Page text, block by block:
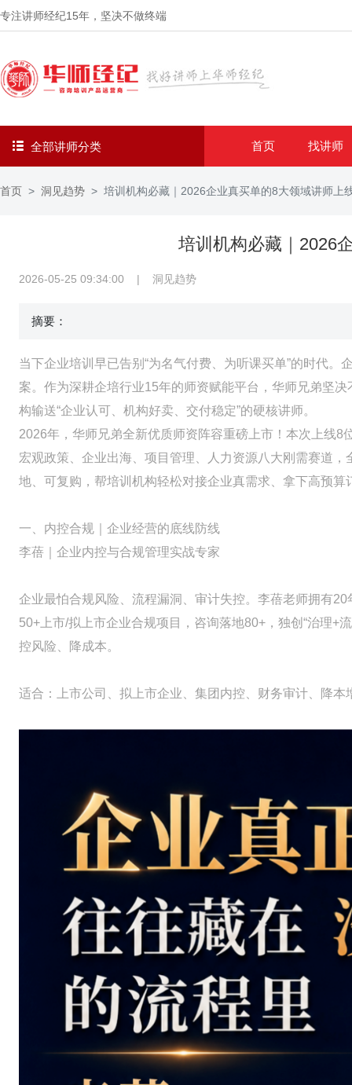
专注讲师经纪15年 ，坚决不做终端
全部讲师分类 首页 找讲师
首页 洞见趋势 培训机构必藏｜2026企业真买单的8大领域讲师上
培训机构必藏｜2026
2026-05-25 09:34:00 | 洞见趋势
摘要：
当下企业培训早已告别“为名气付费、为听课买单”的时代
案。作为深耕企培行业15年的师资赋能平台，华师兄弟坚
构输送“企业认可、机构好卖、交付稳定”的硬核讲师。
2026年，华师兄弟全新优质师资阵容重磅上市！本次上线
宏观政策、企业出海、项目管理、人力资源八大刚需赛道
地、可复购，帮培训机构轻松对接企业真需求、拿下高预算
一、内控合规｜企业经营的底线防线
李蓓｜企业内控与合规管理实战专家
企业最怕合规风险、流程漏洞、审计失控。李蓓老师拥有
50+上市/拟上市企业合规项目，咨询落地80+，独创“治理+
控风险、降成本。
适合：上市公司、拟上市企业、集团内控、财务审计、降本